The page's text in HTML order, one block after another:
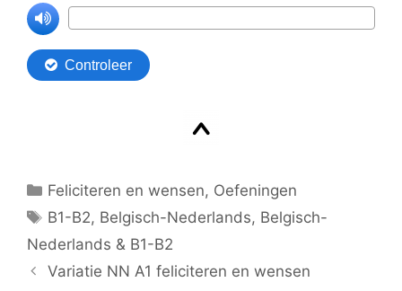
Categorieën
Feliciteren en wensen, Oefeningen
Tags
B1-B2, Belgisch-Nederlands, Belgisch-
Nederlands & B1-B2
Variatie NN A1 feliciteren en wensen